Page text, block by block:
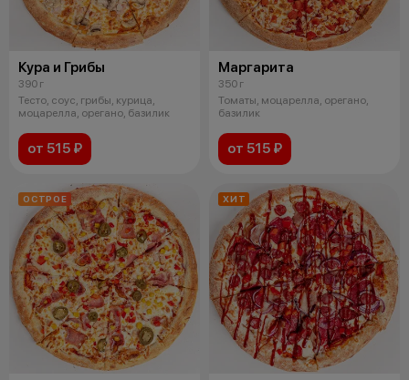
Кура и Грибы
390 г
Тесто, соус, грибы, курица,
моцарелла, орегано, базилик
от 515 ₽
Маргарита
350 г
Томаты, моцарелла, орегано,
базилик
от 515 ₽
ОСТРОЕ ХИТ